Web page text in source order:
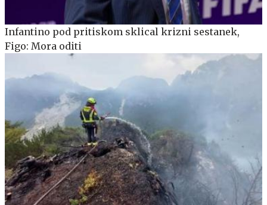
Infantino pod pritiskom sklical krizni sestanek,
Figo: Mora oditi